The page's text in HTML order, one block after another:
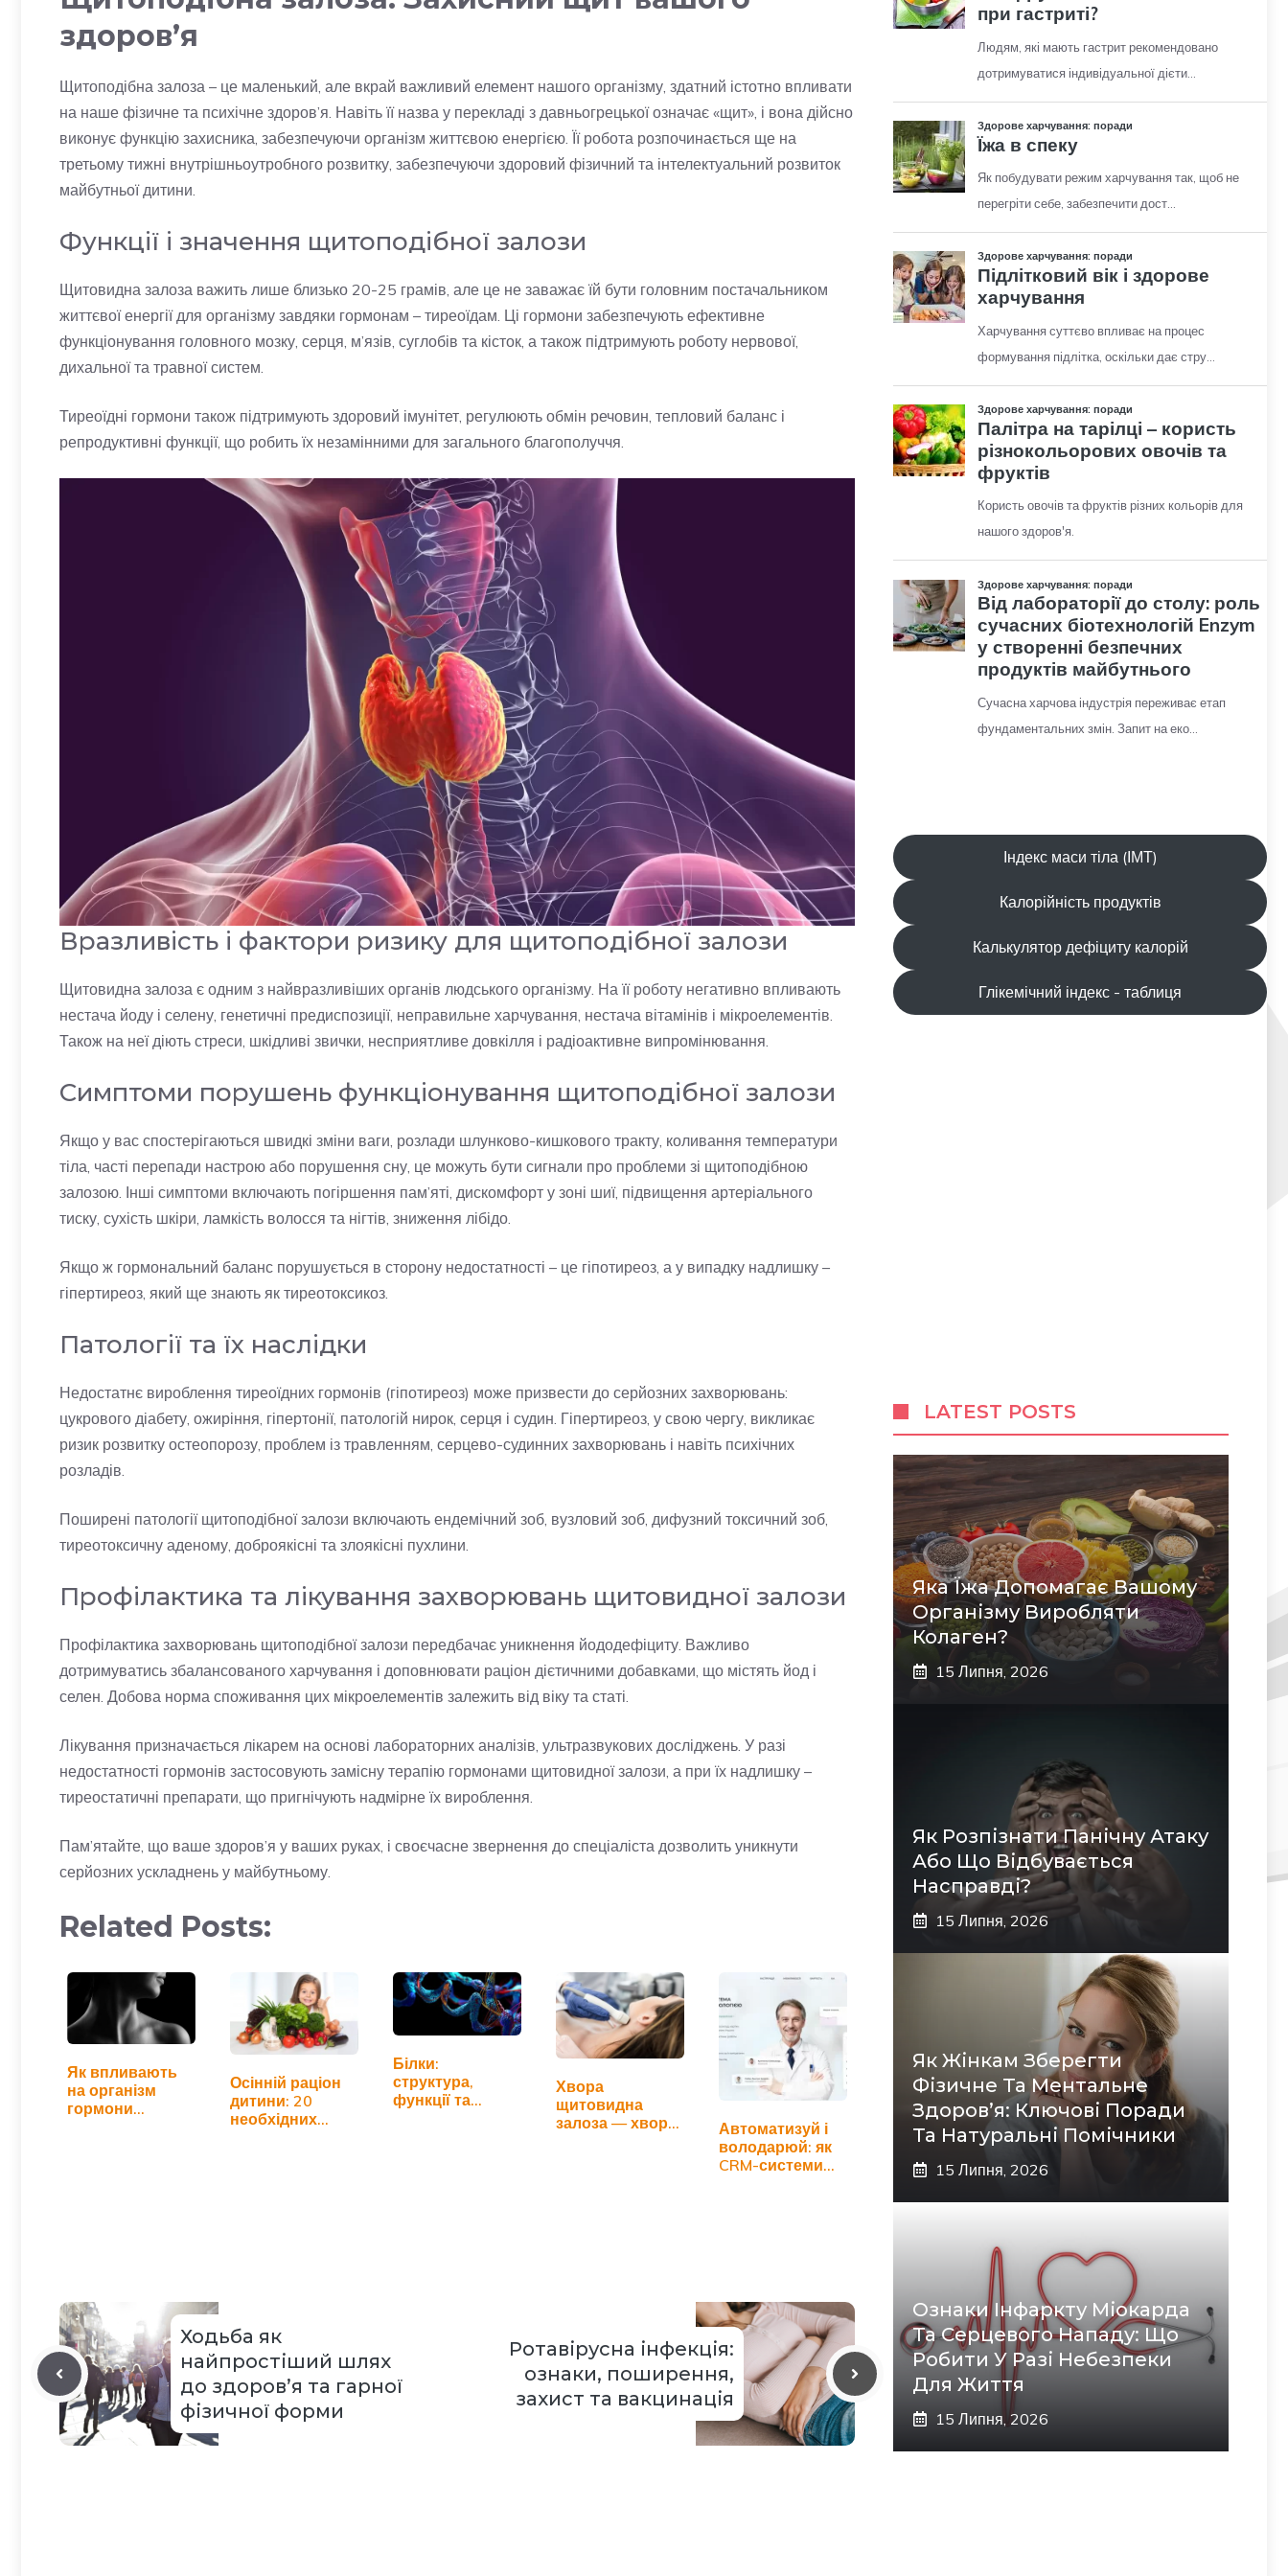
здоров’я
Щитоподібна залоза – це маленький, але вкрай важливий елемент нашого організму, здатний істотно впливати
на наше фізичне та психічне здоров’я. Навіть її назва у перекладі з давньогрецької означає «щит», і вона дійсно
виконує функцію захисника, забезпечуючи організм життєвою енергією. Її робота розпочинається ще на
третьому тижні внутрішньоутробного розвитку, забезпечуючи здоровий фізичний та інтелектуальний розвиток
майбутньої дитини.
Функції і значення щитоподібної залози
Щитовидна залоза важить лише близько 20-25 грамів, але це не заважає їй бути головним постачальником
життєвої енергії для організму завдяки гормонам – тиреоїдам. Ці гормони забезпечують ефективне
функціонування головного мозку, серця, м’язів, суглобів та кісток, а також підтримують роботу нервової,
дихальної та травної систем.
Тиреоїдні гормони також підтримують здоровий імунітет, регулюють обмін речовин, тепловий баланс і
репродуктивні функції, що робить їх незамінними для загального благополуччя.
Вразливість і фактори ризику для щитоподібної залози
Щитовидна залоза є одним з найвразливіших органів людського організму. На її роботу негативно впливають
нестача йоду і селену, генетичні предиспозиції, неправильне харчування, нестача вітамінів і мікроелементів.
Також на неї діють стреси, шкідливі звички, несприятливе довкілля і радіоактивне випромінювання.
Симптоми порушень функціонування щитоподібної залози
Якщо у вас спостерігаються швидкі зміни ваги, розлади шлунково-кишкового тракту, коливання температури
тіла, часті перепади настрою або порушення сну, це можуть бути сигнали про проблеми зі щитоподібною
залозою. Інші симптоми включають погіршення пам’яті, дискомфорт у зоні шиї, підвищення артеріального
тиску, сухість шкіри, ламкість волосся та нігтів, зниження лібідо.
Якщо ж гормональний баланс порушується в сторону недостатності – це гіпотиреоз, а у випадку надлишку –
гіпертиреоз, який ще знають як тиреотоксикоз.
Патології та їх наслідки
Недостатнє вироблення тиреоїдних гормонів (гіпотиреоз) може призвести до серйозних захворювань:
цукрового діабету, ожиріння, гіпертонії, патологій нирок, серця і судин. Гіпертиреоз, у свою чергу, викликає
ризик розвитку остеопорозу, проблем із травленням, серцево-судинних захворювань і навіть психічних
розладів.
Поширені патології щитоподібної залози включають ендемічний зоб, вузловий зоб, дифузний токсичний зоб,
тиреотоксичну аденому, доброякісні та злоякісні пухлини.
Профілактика та лікування захворювань щитовидної залози
Профілактика захворювань щитоподібної залози передбачає уникнення йододефіциту. Важливо
дотримуватись збалансованого харчування і доповнювати раціон дієтичними добавками, що містять йод і
селен. Добова норма споживання цих мікроелементів залежить від віку та статі.
Лікування призначається лікарем на основі лабораторних аналізів, ультразвукових досліджень. У разі
недостатності гормонів застосовують замісну терапію гормонами щитовидної залози, а при їх надлишку –
тиреостатичні препарати, що пригнічують надмірне їх вироблення.
Пам’ятайте, що ваше здоров’я у ваших руках, і своєчасне звернення до спеціаліста дозволить уникнути
серйозних ускладнень у майбутньому.
Related Posts:
Як впливають
на організм
гормони
Осінній раціон
дитини: 20
необхідних
Білки:
структура,
функції та
Хвора
щитовидна
залоза — хвора
Автоматизуй і
володарюй: як
CRM-системи
Ходьба як
найпростіший шлях
до здоров’я та гарної
фізичної форми
Ротавірусна інфекція:
ознаки, поширення,
захист та вакцинація
Індекс маси тіла (ІМТ)
Калорійність продуктів
Калькулятор дефіциту калорій
Глікемічний індекс - таблиця
LATEST POSTS
Яка Їжа Допомагає Вашому
Організму Виробляти
Колаген?
15 Липня, 2026
Як Розпізнати Панічну Атаку
Або Що Відбувається
Насправді?
15 Липня, 2026
Як Жінкам Зберегти
Фізичне Та Ментальне
Здоров’я: Ключові Поради
Та Натуральні Помічники
15 Липня, 2026
Ознаки Інфаркту Міокарда
Та Серцевого Нападу: Що
Робити У Разі Небезпеки
Для Життя
15 Липня, 2026